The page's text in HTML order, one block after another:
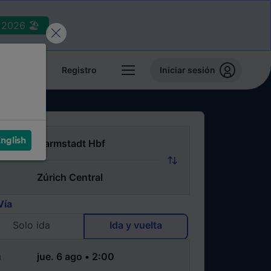
2026 🏖️
Registro Iniciar sesión
Solo ida
Ida y vuelta